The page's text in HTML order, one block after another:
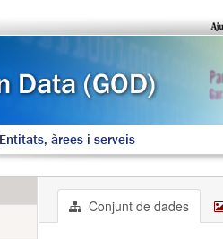
Entitats, àrees i serveis
Conjunt de dades